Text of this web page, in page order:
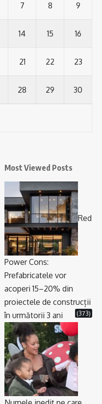
7 8 9
14 15 16
21 22 23
28 29 30
Most Viewed Posts
Red
Power Cons:
Prefabricatele vor
acoperi 15–20% din
proiectele de construcții
în următorii 3 ani
(373)